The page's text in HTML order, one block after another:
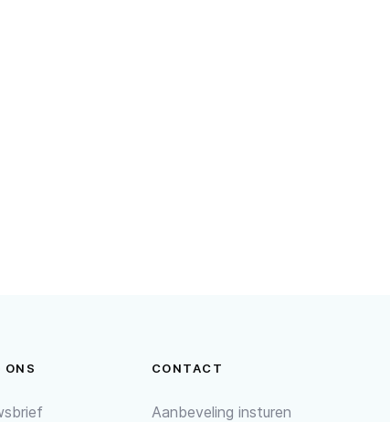
ONS CONTACT
Aanbeveling insturen